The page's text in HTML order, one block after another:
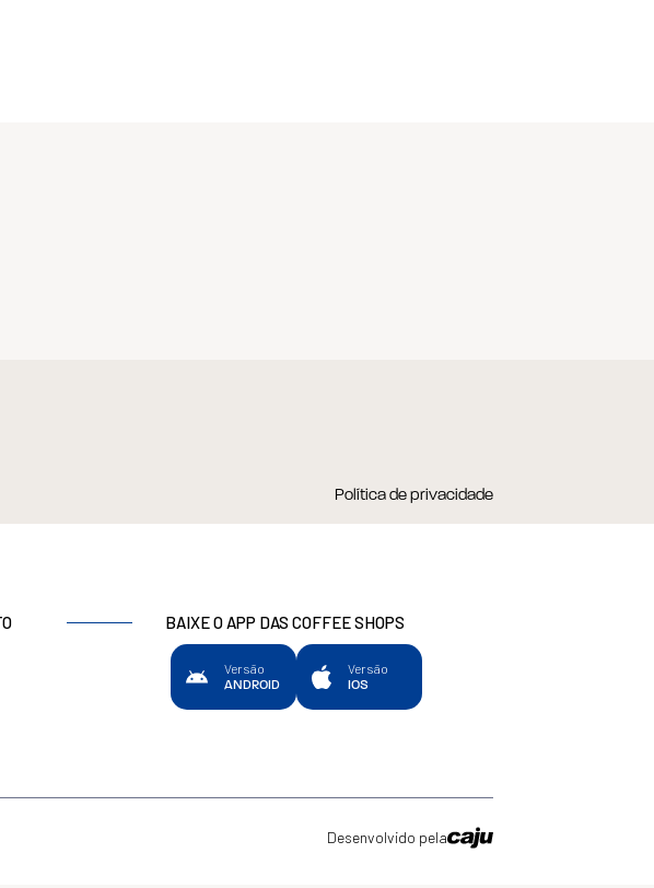
Política de privacidade
BAIXE O APP DAS COFFEE SHOPS
Versão
ANDROID
Versão
IOS
Desenvolvido pela